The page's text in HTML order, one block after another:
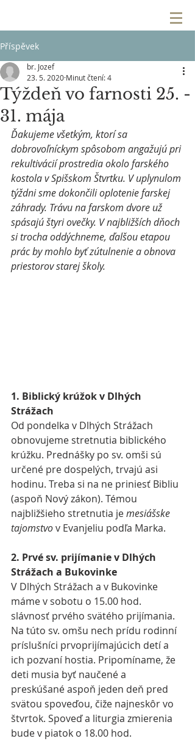
Příspěvek
Týždeň vo farnosti 25. -
31. mája
br. Jozef
23. 5. 2020 Minut čtení: 4
Ďakujeme všetkým, ktorí sa
dobrovoľníckym spôsobom angažujú pri
rekultivácií prostredia okolo farského
kostola v Spišskom Štvrtku. V uplynulom
týždni sme dokončili oplotenie farskej
záhrady. Trávu na farskom dvore už
spásajú štyri ovečky. V najbližších dňoch
si trocha oddýchneme, ďalšou etapou
prác by mohlo byť zútulnenie a obnova
priestorov starej školy.
1. Biblický krúžok v Dlhých
Strážach
Od pondelka v Dlhých Strážach
obnovujeme stretnutia biblického
krúžku. Prednášky po sv. omši sú
určené pre dospelých, trvajú asi
hodinu. Treba si na ne priniesť Bibliu
(aspoň Nový zákon). Témou
najbližšieho stretnutia je mesiášske
tajomstvo v Evanjeliu podľa Marka.
2. Prvé sv. prijímanie v Dlhých
Strážach a Bukovinke
V Dlhých Strážach a v Bukovinke
máme v sobotu o 15.00 hod.
slávnosť prvého svätého prijímania.
Na túto sv. omšu nech prídu rodinní
príslušníci prvoprijímajúcich detí a
ich pozvaní hostia. Pripomíname, že
deti musia byť naučené a
preskúšané aspoň jeden deň pred
svätou spoveďou, čiže najneskôr vo
štvrtok. Spoveď a liturgia zmierenia
bude v piatok o 18.00 hod.